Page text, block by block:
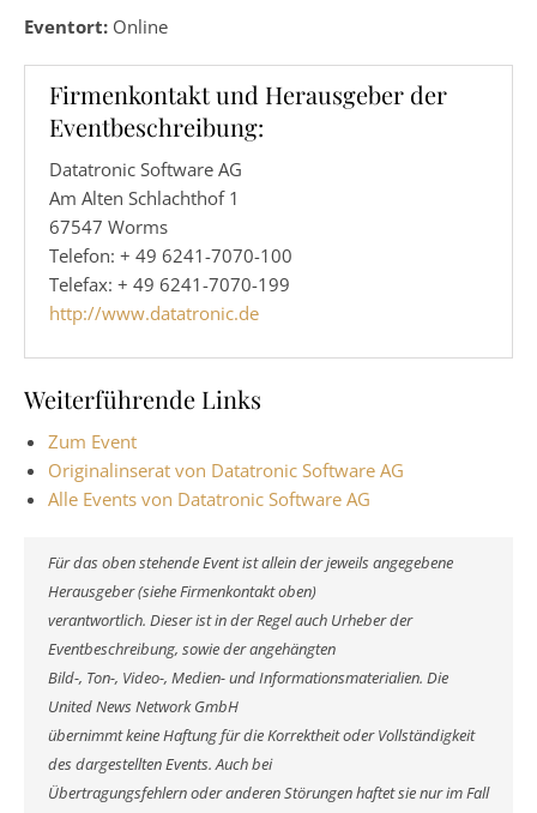
Eventort: Online
Firmenkontakt und Herausgeber der
Eventbeschreibung:
Datatronic Software AG
Am Alten Schlachthof 1
67547 Worms
Telefon: + 49 6241-7070-100
Telefax: + 49 6241-7070-199
http://www.datatronic.de
Weiterführende Links
Zum Event
Originalinserat von Datatronic Software AG
Alle Events von Datatronic Software AG
Für das oben stehende Event ist allein der jeweils angegebene
Herausgeber (siehe Firmenkontakt oben)
verantwortlich. Dieser ist in der Regel auch Urheber der
Eventbeschreibung, sowie der angehängten
Bild-, Ton-, Video-, Medien- und Informationsmaterialien. Die
United News Network GmbH
übernimmt keine Haftung für die Korrektheit oder Vollständigkeit
des dargestellten Events. Auch bei
Übertragungsfehlern oder anderen Störungen haftet sie nur im Fall